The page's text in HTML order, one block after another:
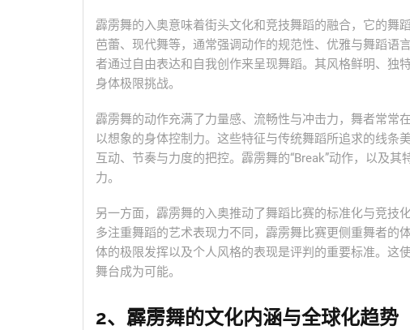
霹雳舞的入奥意味着街头文化和竞技舞蹈的融合，它的舞
芭蕾、现代舞等，通常强调动作的规范性、优雅与舞蹈语
者通过自由表达和自我创作来呈现舞蹈。其风格鲜明、独
身体极限挑战。
霹雳舞的动作充满了力量感、流畅性与冲击力，舞者常常
以想象的身体控制力。这些特征与传统舞蹈所追求的线条
互动、节奏与力度的把控。霹雳舞的“Break”动作，以及
力。
另一方面，霹雳舞的入奥推动了舞蹈比赛的标准化与竞技
多注重舞蹈的艺术表现力不同，霹雳舞比赛更侧重舞者的
体的极限发挥以及个人风格的表现是评判的重要标准。这
舞台成为可能。
2、霹雳舞的文化内涵与全球化趋势